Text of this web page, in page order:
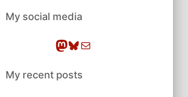
h
eMy social media
Mastodon Bluesky E-Mail
My recent posts